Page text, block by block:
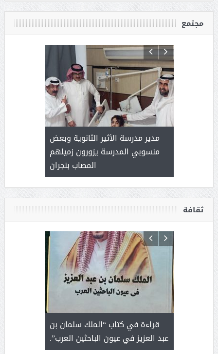
مجتمع
( محمد
مدير مدرسة الأثير الثانوية وبعض
منسوبي المدرسة يزورون زميلهم
المصاب بنجران
) .. ميراث
ثقافة
قراءة في كتاب “الملك سلمان بن
عبد العزيز في عيون الباحثين العرب”.